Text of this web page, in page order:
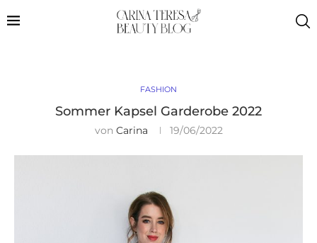
FASHION
Sommer Kapsel Garderobe 2022
von Carina 19/06/2022